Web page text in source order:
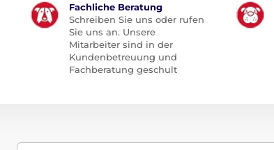
Fachliche Beratung
Schreiben Sie uns oder rufen
Sie uns an. Unsere
Mitarbeiter sind in der
Kundenbetreuung und
Fachberatung geschult